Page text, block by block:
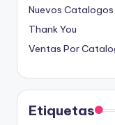
Nuevos Catalogos
Thank You
Ventas Por
Etiquetas